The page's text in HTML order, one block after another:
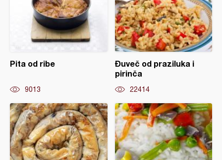
Pita od ribe
9013
Đuveč od praziluka i
pirinča
22414